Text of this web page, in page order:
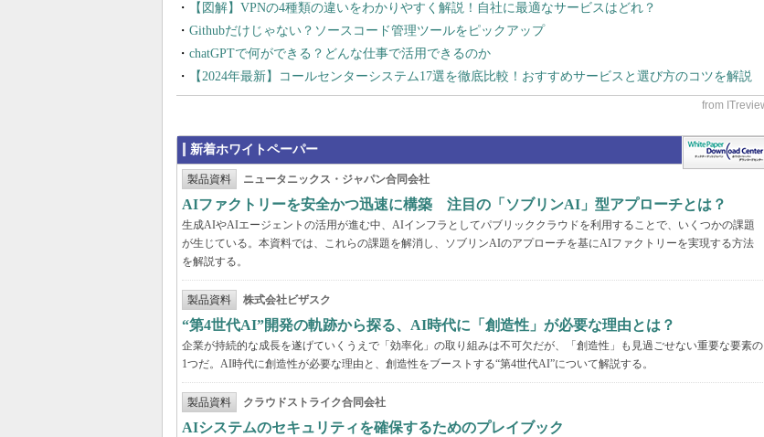
【図解】VPNの4種類の違いをわかりやすく解説！自社に最適なサービスはどれ？
Githubだけじゃない？ソースコード管理ツールをピックアップ
chatGPTで何ができる？どんな仕事で活用できるのか
【2024年最新】コールセンターシステム17選を徹底比較！おすすめサービスと選び方のコツを解説
新着ホワイトペーパー
製品資料 ニュータニックス・ジャパン合同会社
AIファクトリーを安全かつ迅速に構築 注目の「ソブリンAI」型アプローチとは？
生成AIやAIエージェントの活用が進む中、AIインフラとしてパブリッククラウドを利用することで、いくつかの課題
が生じている。本資料では、これらの課題を解消し、ソブリンAIのアプローチを基にAIファクトリーを実現する方法
を解説する。
製品資料 株式会社ビザスク
“第4世代AI”開発の軌跡から探る、AI時代に「創造性」が必要な理由とは？
企業が持続的な成長を遂げていくうえで「効率化」の取り組みは不可欠だが、「創造性」も見過ごせない重要な要素の
1つだ。AI時代に創造性が必要な理由と、創造性をブーストする“第4世代AI”について解説する。
製品資料 クラウドストライク合同会社
AIシステムのセキュリティを確保するためのプレイブック